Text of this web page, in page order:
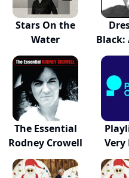
Stars On the
Water
Black:
The Essential
Rodney Crowell
Very